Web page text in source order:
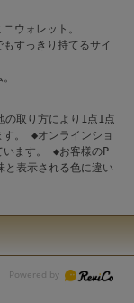
ウォレット。
すっきり持てるサイ
の取り方により1点1点
。 ◆オンラインショ
います。 ◆お客様のP
と表示される色に違い